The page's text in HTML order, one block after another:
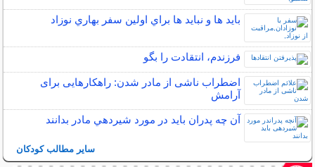
بايد ها و نبايد ها براي اولين سفر بهاري نوزاد
فرزندم، انتقادت را بگو
اضطراب ناشی از مادر شدن: راهکارهایی برای
آرامش
آن چه پدران بايد در مورد شيردهي مادر بدانند
سایر مطالب کودکان